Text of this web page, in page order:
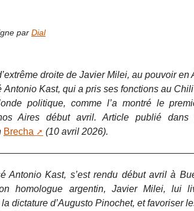
par Dial
droite de Javier Milei, au pouvoir en
Antonio Kast, qui a pris ses fonctions au
politique, comme l’a montré le
Aires début avril. Article publié
Brecha (10 avril 2026).
Antonio Kast, s’est rendu début avril à
homologue argentin, Javier Milei, lui
dictature d’Augusto Pinochet, et favoriser